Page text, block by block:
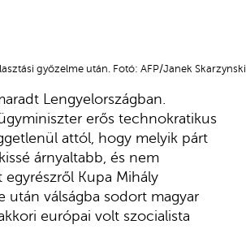
győzelme után. Fotó: AFP/Janek Skarzynski
Lengyelországban.
erős technokratikus
attól, hogy melyik párt
árnyaltabb, és nem
Kupa Mihály
válságba sodort magyar
európai volt szocialista